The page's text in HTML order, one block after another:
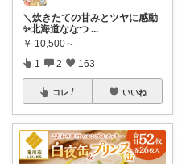
＼炊きたての甘みとツヤに感動
✨北海道ななつ ...
￥ 10,500～
1 2 163
コレ いいね